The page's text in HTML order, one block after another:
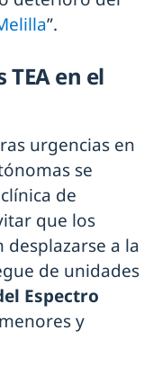
”.
en el
urgencias en
se
de
que los
desplazarse a la
de unidades
Espectro
y